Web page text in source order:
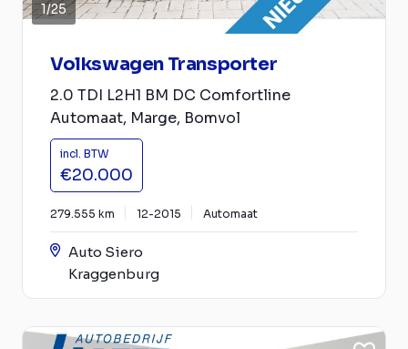
1/25
Volkswagen Transporter
2.0 TDI L2H1 BM DC Comfortline
Automaat, Marge, Bomvol
incl. BTW
€20.000
279.555 km 12-2015 Automaat
Auto Siero
Kraggenburg